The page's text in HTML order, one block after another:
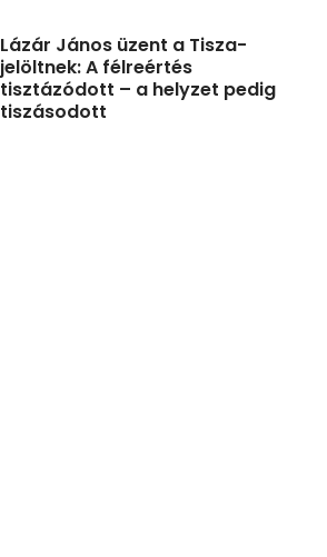
Lázár János üzent a Tisza-
jelöltnek: A félreértés
tisztázódott – a helyzet pedig
tiszásodott